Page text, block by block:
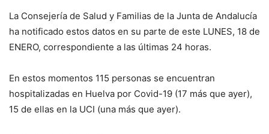
La Consejería de Salud y Familias de la Junta de Andalucía
ha notificado estos datos en su parte de este LUNES, 18 de
ENERO, correspondiente a las últimas 24 horas.
En estos momentos 115 personas se encuentran
hospitalizadas en Huelva por Covid-19 (17 más que ayer),
15 de ellas en la UCI (una más que ayer).